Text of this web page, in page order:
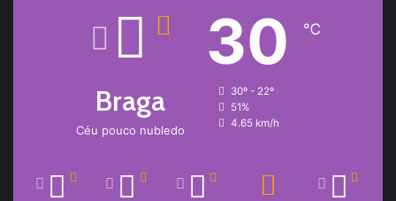
Braga
Céu pouco nubledo
30 ℃
30º - 22º
51%
4.65 km/h